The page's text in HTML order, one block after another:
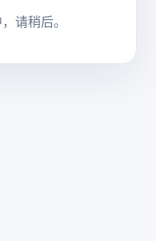
请稍后。